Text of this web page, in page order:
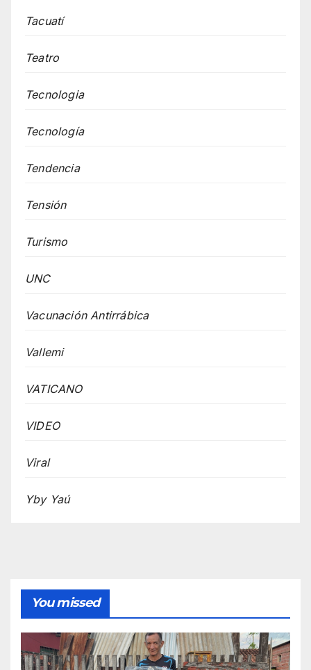
Tacuatí
Teatro
Tecnologia
Tecnología
Tendencia
Tensión
Turismo
UNC
Vacunación Antirrábica
Vallemi
VATICANO
VIDEO
Viral
Yby Yaú
You missed